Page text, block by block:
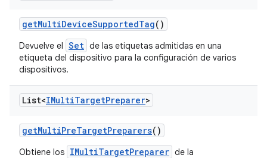
getMultiDeviceSupportedTag()
Devuelve el Set de las etiquetas admitidas en una
etiqueta del dispositivo para la configuración de varios
dispositivos.
List<IMultiTargetPreparer>
getMultiPreTargetPreparers()
Obtiene los IMultiTargetPreparer de la